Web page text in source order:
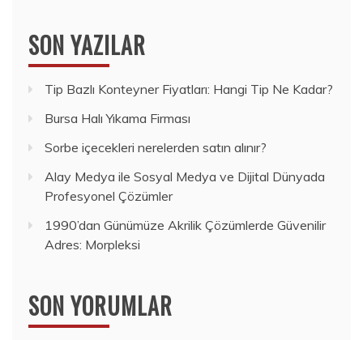
SON YAZILAR
Tip Bazlı Konteyner Fiyatları: Hangi Tip Ne Kadar?
Bursa Halı Yıkama Firması
Sorbe içecekleri nerelerden satın alınır?
Alay Medya ile Sosyal Medya ve Dijital Dünyada
Profesyonel Çözümler
1990’dan Günümüze Akrilik Çözümlerde Güvenilir
Adres: Morpleksi
SON YORUMLAR